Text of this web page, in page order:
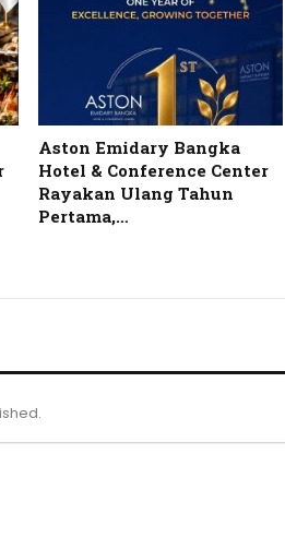
Aston Emidary Bangka
Hotel & Conference Center
Rayakan Ulang Tahun
Pertama,…